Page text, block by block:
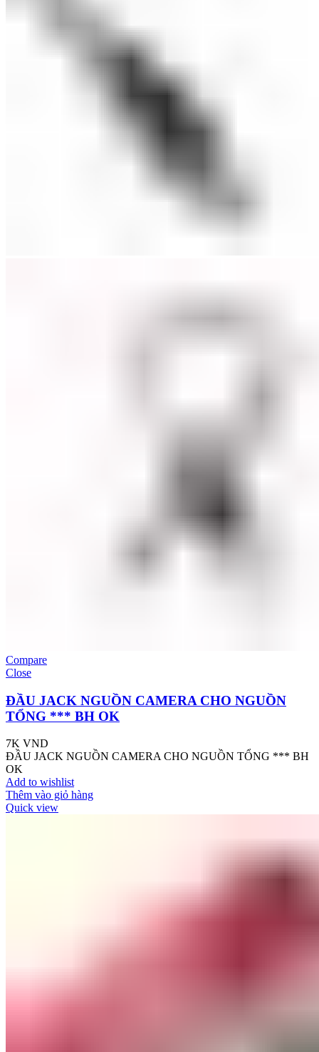
Compare
Close
ĐẦU JACK NGUỒN CAMERA CHO NGUỒN
TỔNG *** BH OK
7K VND
ĐẦU JACK NGUỒN CAMERA CHO NGUỒN TỔNG *** BH
OK
Add to wishlist
Thêm vào giỏ hàng
Quick view